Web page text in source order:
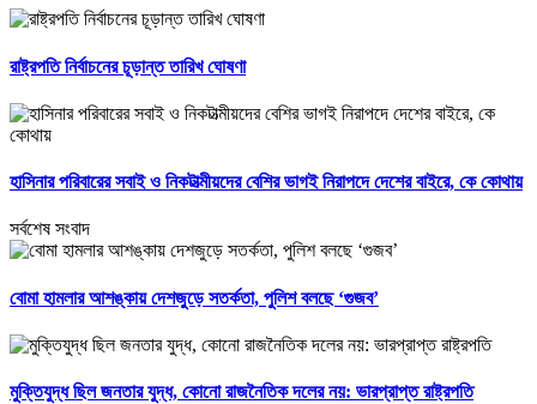
রাষ্ট্রপতি নির্বাচনের চূড়ান্ত তারিখ ঘোষণা
হাসিনার পরিবারের সবাই ও নিকটাত্মীয়দের বেশির ভাগই নিরাপদে দেশের বাইরে, কে কোথায়
সর্বশেষ সংবাদ
বোমা হামলার আশঙ্কায় দেশজুড়ে সতর্কতা, পুলিশ বলছে ‘গুজব’
মুক্তিযুদ্ধ ছিল জনতার যুদ্ধ, কোনো রাজনৈতিক দলের নয়: ভারপ্রাপ্ত রাষ্ট্রপতি